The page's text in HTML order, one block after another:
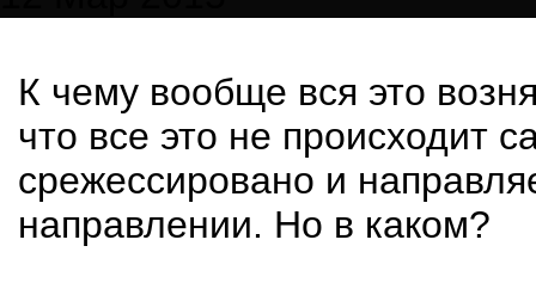
К чему вообще вся это
что все это не происходит
срежессировано и
направлении. Но в каком?